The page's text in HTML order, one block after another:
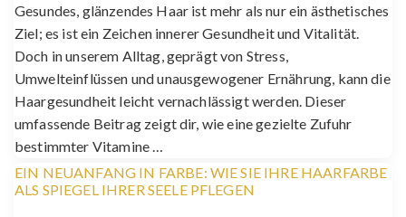
Gesundes, glänzendes Haar ist mehr als nur ein ästhetisches
Ziel; es ist ein Zeichen innerer Gesundheit und Vitalität.
Doch in unserem Alltag, geprägt von Stress,
Umwelteinflüssen und unausgewogener Ernährung, kann die
Haargesundheit leicht vernachlässigt werden. Dieser
umfassende Beitrag zeigt dir, wie eine gezielte Zufuhr
bestimmter Vitamine …
EIN NEUANFANG IN FARBE: WIE SIE IHRE HAARFARBE
ALS SPIEGEL IHRER SEELE PFLEGEN